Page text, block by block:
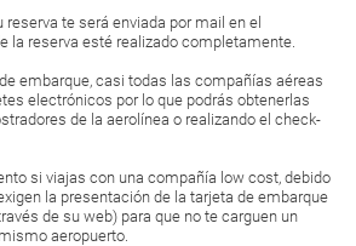
te será enviada por mail en el
la reserva esté realizado completamente.
embarque, casi todas las compañías aéreas
electrónicos por lo que podrás obtenerlas
de la aerolínea o realizando el check-
si viajas con una compañía low cost, debido
la presentación de la tarjeta de embarque
de su web) para que no te carguen un
aeropuerto.